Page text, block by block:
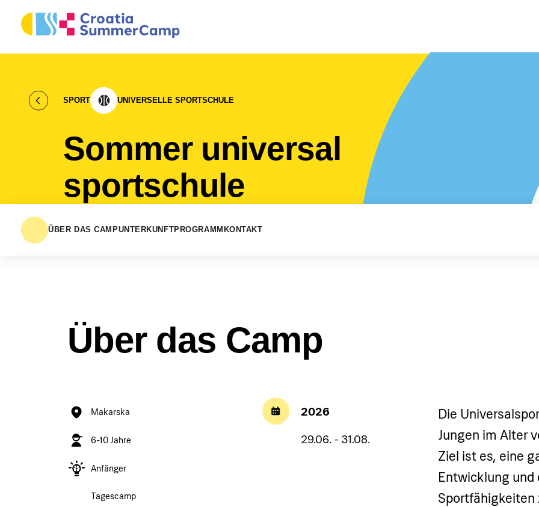
SPORT UNIVERSELLE SPORTSCHULE
Sommer universal
sportschule
ÜBER DAS CAMPUNTERKUNFTPROGRAMM KONTAKT
Über das Camp
Makarska
6-10 Jahre
Anfänger
Tagescamp
2026
29.06. - 31.08.
Die
Jungen im Alter
Ziel ist es, eine
Entwicklung
Sportfähigkeiten